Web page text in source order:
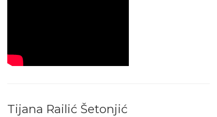
Tijana Railić Šetonjić